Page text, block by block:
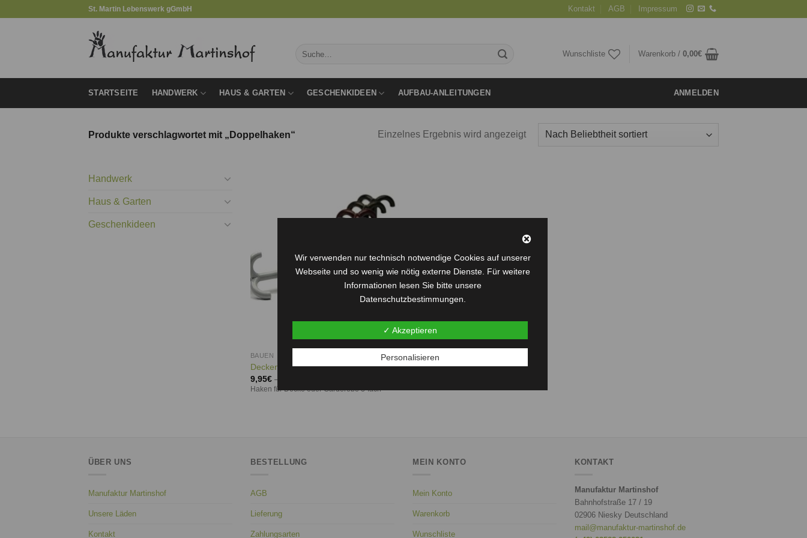
St. Martin Lebenswerk gGmbH Kontakt AGB Impressum
Wunschliste Warenkorb / 0,00€
STARTSEITE HANDWERK HAUS & GARTEN GESCHENKIDEEN AUFBAU-ANLEITUNGEN ANMELDEN
Produkte verschlagwortet mit „Doppelhaken“ Einzelnes Ergebnis wird angezeigt
Handwerk
Haus & Garten
Geschenkideen
Auf die
Wunschliste
BAUEN
Deckenhaken, 3-fach
9,95€–
Haken für Decke oder Garderobe 3-fach
ÜBER UNS
Manufaktur Martinshof
Unsere Läden
Kontakt
BESTELLUNG
AGB
Lieferung
Zahlungsarten
MEIN KONTO
Mein Konto
Warenkorb
Wunschliste
KONTAKT
Manufaktur Martinshof
Bahnhofstraße 17 / 19
02906 Niesky Deutschland
mail@manufaktur-martinshof.de
Wir verwenden nur technisch notwendige Cookies auf unserer
Webseite und so wenig wie nötig externe Dienste. Für weitere
Informationen lesen Sie bitte unsere
Datenschutzbestimmungen.
✓ Akzeptieren
Personalisieren